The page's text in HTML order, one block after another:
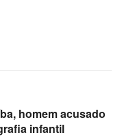
homem acusado
infantil